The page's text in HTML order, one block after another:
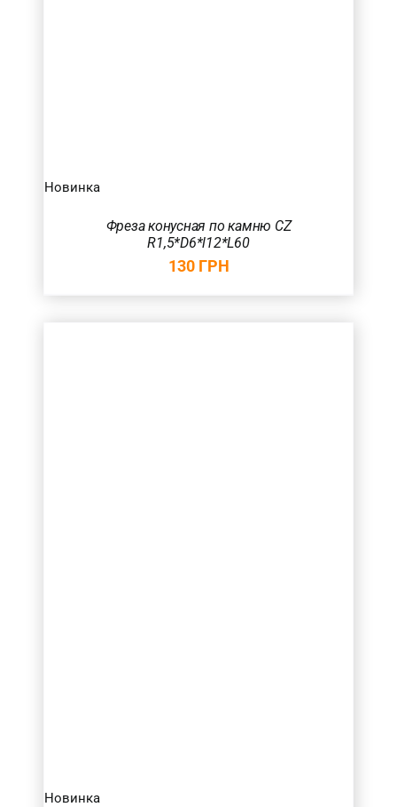
Новинка
Фреза конусная по камню CZ
R1,5*D6*l12*L60
130 ГРН
Новинка